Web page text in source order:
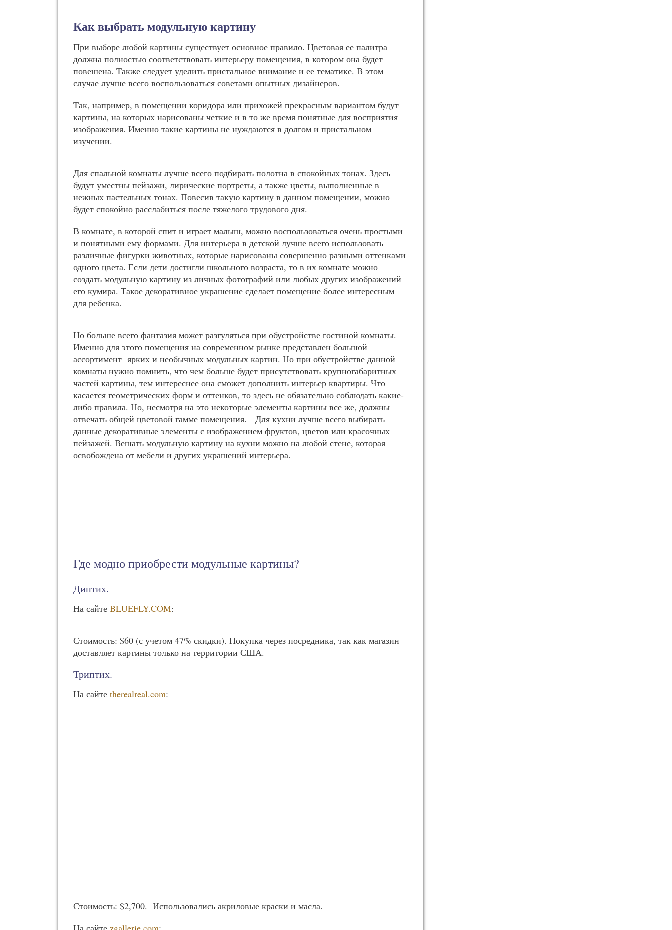
Как выбрать модульную картину
При выборе любой картины существует основное правило. Цветовая ее палитра
должна полностью соответствовать интерьеру помещения, в котором она будет
повешена. Также следует уделить пристальное внимание и ее тематике. В этом
случае лучше всего воспользоваться советами опытных дизайнеров.
Так, например, в помещении коридора или прихожей прекрасным вариантом будут
картины, на которых нарисованы четкие и в то же время понятные для восприятия
изображения. Именно такие картины не нуждаются в долгом и пристальном
изучении.
Для спальной комнаты лучше всего подбирать полотна в спокойных тонах. Здесь
будут уместны пейзажи, лирические портреты, а также цветы, выполненные в
нежных пастельных тонах. Повесив такую картину в данном помещении, можно
будет спокойно расслабиться после тяжелого трудового дня.
В комнате, в которой спит и играет малыш, можно воспользоваться очень простыми
и понятными ему формами. Для интерьера в детской лучше всего использовать
различные фигурки животных, которые нарисованы совершенно разными оттенками
одного цвета. Если дети достигли школьного возраста, то в их комнате можно
создать модульную картину из личных фотографий или любых других изображений
его кумира. Такое декоративное украшение сделает помещение более интересным
для ребенка.
Но больше всего фантазия может разгуляться при обустройстве гостиной комнаты.
Именно для этого помещения на современном рынке представлен большой
ассортимент ярких и необычных модульных картин. Но при обустройстве данной
комнаты нужно помнить, что чем больше будет присутствовать крупногабаритных
частей картины, тем интереснее она сможет дополнить интерьер квартиры. Что
касается геометрических форм и оттенков, то здесь не обязательно соблюдать какие-
либо правила. Но, несмотря на это некоторые элементы картины все же, должны
отвечать общей цветовой гамме помещения. Для кухни лучше всего выбирать
данные декоративные элементы с изображением фруктов, цветов или красочных
пейзажей. Вешать модульную картину на кухни можно на любой стене, которая
освобождена от мебели и других украшений интерьера.
Где модно приобрести модульные картины?
Диптих.
На сайте BLUEFLY.COM:
Стоимость: $60 (с учетом 47% скидки). Покупка через посредника, так как магазин
доставляет картины только на территории США.
Триптих.
На сайте therealreal.com:
Стоимость: $2,700. Использовались акриловые краски и масла.